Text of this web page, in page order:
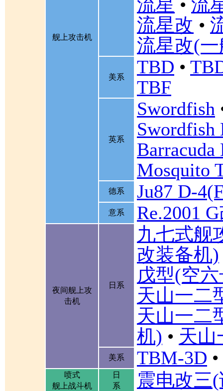
舰上攻击机
流星 • 流
流星改 •
流星改(
美系 TBD •
TBF
英系
Swordfish
Mosquito
德系 Ju87 D-
意系 Re.2001
夜间舰上攻
击机
日系
九七式舰
改装备机)
戊型(空
天山一二
天山一二
机) • 天山
美系 TBM-3D •
喷式
舰上战斗机
日
系
震电改三